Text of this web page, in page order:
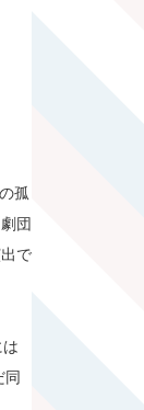
孤
団
で
同